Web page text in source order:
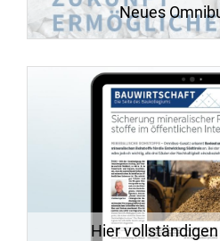
Neues
Hier